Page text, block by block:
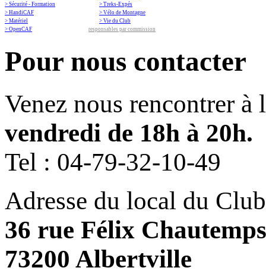
> Sécurité - Formation
> HandiCAF
> Matériel
> OpenCAF
> Treks-Expés
> Vélo de Montagne
> Vie du Club
responsables par commission
Pour nous contacter
Venez nous rencontrer à
vendredi de 18h à 20h.
Tel : 04-79-32-10-49
Adresse du local du
36 rue Félix Chautemps
73200 Albertville